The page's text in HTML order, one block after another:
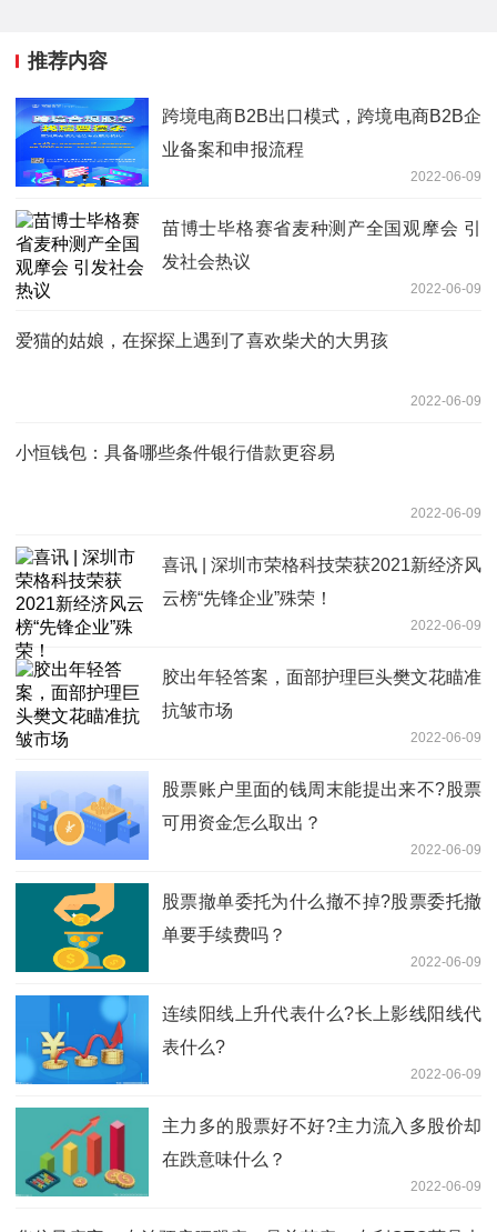
推荐内容
跨境电商B2B出口模式，跨境电商B2B企
业备案和申报流程
2022-06-09
苗博士毕格赛省麦种测产全国观摩会 引
发社会热议
2022-06-09
爱猫的姑娘，在探探上遇到了喜欢柴犬的大男孩
2022-06-09
小恒钱包：具备哪些条件银行借款更容易
2022-06-09
喜讯 | 深圳市荣格科技荣获2021新经济风
云榜“先锋企业”殊荣！
2022-06-09
胶出年轻答案，面部护理巨头樊文花瞄准
抗皱市场
2022-06-09
股票账户里面的钱周末能提出来不?股票
可用资金怎么取出？
2022-06-09
股票撤单委托为什么撤不掉?股票委托撤
单要手续费吗？
2022-06-09
连续阳线上升代表什么?长上影线阳线代
表什么?
2022-06-09
主力多的股票好不好?主力流入多股价却
在跌意味什么？
2022-06-09